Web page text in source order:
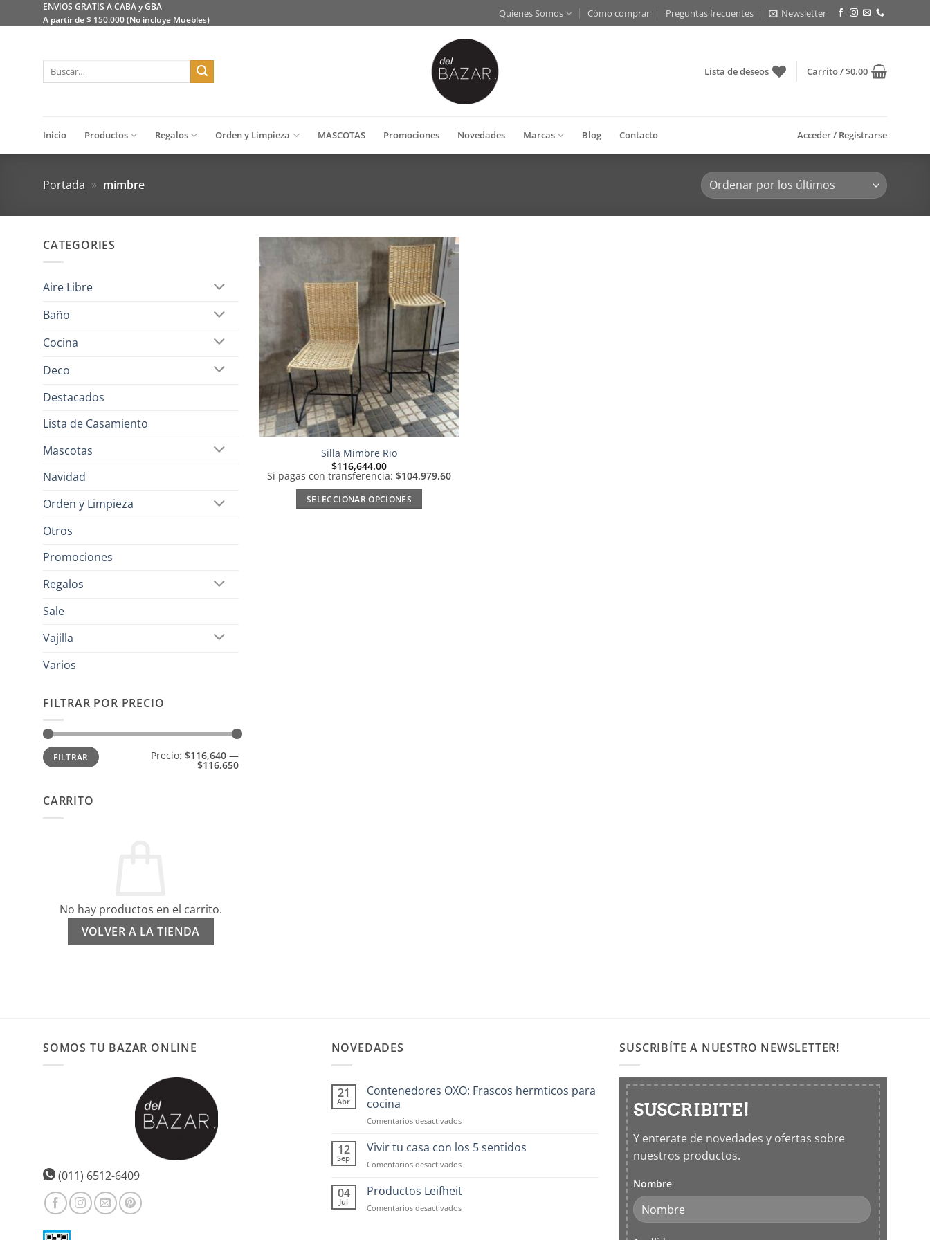
al
ENVIOS GRATIS A CABA y GBA
A partir de $ 150.000 (No incluye Muebles)
Quienes Somos Cómo comprar Preguntas frecuentes Newsletter
Buscar
Lista de deseos Carrito /$0.00
Inicio Productos Regalos Orden y Limpieza MASCOTAS Promociones Novedades Marcas Blog Contacto Acceder / Registrarse
Portada » mimbre
CATEGORIES
Aire Libre
Baño
Cocina
Deco
Destacados
Lista de Casamiento
Mascotas
Navidad
Orden y Limpieza
Otros
Promociones
Regalos
Sale
Vajilla
Varios
FILTRAR POR PRECIO
Precio
mínimo
Precio
máximo
FILTRAR Precio: $116,640—
$116,650
CARRITO
No hay productos en el carrito.
VOLVER A LA TIENDA
Añadir
a la
lista de
deseos
Silla Mimbre Rio
$116,644.00
Si pagas con transferencia:$104.979,60
SELECCIONAR OPCIONES
SOMOS TU BAZAR ONLINE
(011) 6512-6409
NOVEDADES
21
Abr
Contenedores OXO: Frascos hermticos para
cocina
Comentarios desactivadosen
OXO:
Frascos
hermticos
cocina
12
Sep
Vivir tu casa con los 5 sentidos
Comentarios desactivadosen
tu
casa
con
04
Jul
Productos Leifheit
Comentarios desactivadosen
SUSCRIBÍTE A NUESTRO NEWSLETTER!
SUSCRIBITE!
Y enterate de novedades y ofertas sobre
nuestros productos.
Nombre